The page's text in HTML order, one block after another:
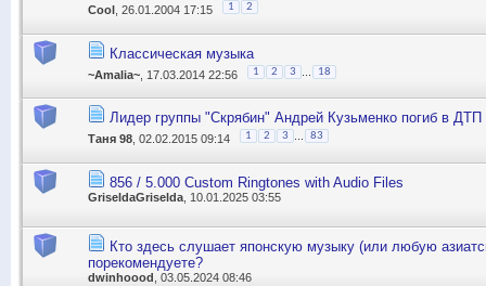
Cool , 26.01.2004 17:15 1 2
Классическая музыка
~Amalia~ , 17.03.2014 22:56 1 2 3 18
Лидер группы "Скрябин" Андрей Кузьменко погиб в ДТП
Таня 98 , 02.02.2015 09:14 1 2 3 83
856 / 5.000 Custom Ringtones with Audio Files
GriseldaGriselda , 10.01.2025 03:55
Кто здесь слушает японскую музыку (или любую
порекомендуете?
dwinhoood , 03.05.2024 08:46